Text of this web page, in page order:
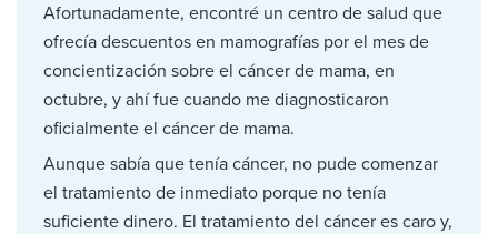
Afortunadamente, encontré un centro de salud que
ofrecía descuentos en mamografías por el mes de
concientización sobre el cáncer de mama, en
octubre, y ahí fue cuando me diagnosticaron
oficialmente el cáncer de mama.
Aunque sabía que tenía cáncer, no pude comenzar
el tratamiento de inmediato porque no tenía
suficiente dinero. El tratamiento del cáncer es caro y,